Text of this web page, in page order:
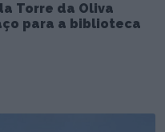
Torre da Oliva
para a biblioteca